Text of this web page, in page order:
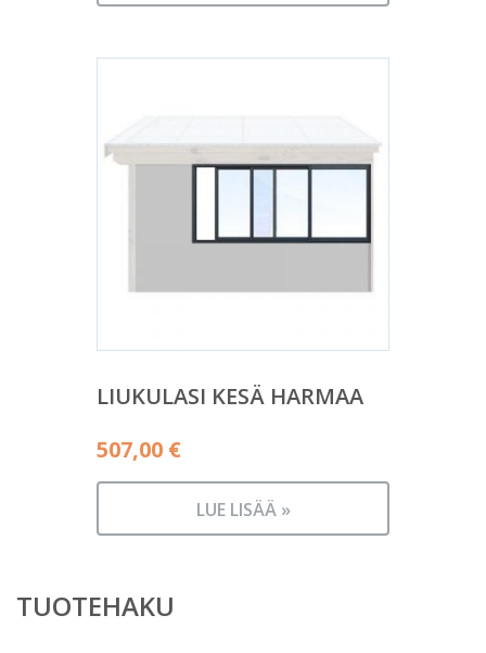
LIUKULASI KESÄ HARMAA
507,00 €
LUE LISÄÄ »
TUOTEHAKU